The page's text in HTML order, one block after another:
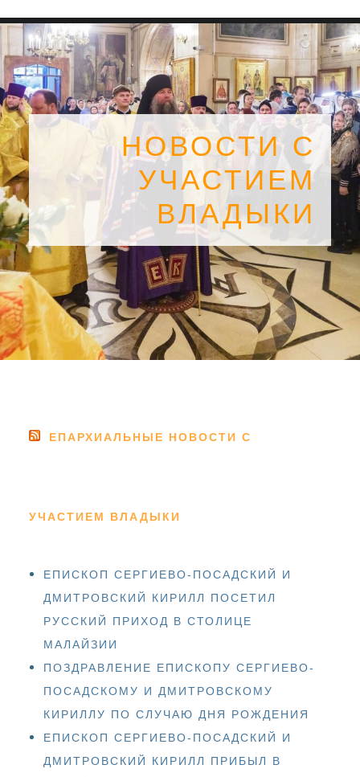
SEARCH
НОВОСТИ С
УЧАСТИЕМ
ВЛАДЫКИ
ЕПАРХИАЛЬНЫЕ НОВОСТИ С
УЧАСТИЕМ ВЛАДЫКИ
ЕПИСКОП СЕРГИЕВО-ПОСАДСКИЙ И
ДМИТРОВСКИЙ КИРИЛЛ ПОСЕТИЛ
РУССКИЙ ПРИХОД В СТОЛИЦЕ
МАЛАЙЗИИ
ПОЗДРАВЛЕНИЕ ЕПИСКОПУ СЕРГИЕВО-
ПОСАДСКОМУ И ДМИТРОВСКОМУ
КИРИЛЛУ ПО СЛУЧАЮ ДНЯ РОЖДЕНИЯ
ЕПИСКОП СЕРГИЕВО-ПОСАДСКИЙ И
ДМИТРОВСКИЙ КИРИЛЛ ПРИБЫЛ В